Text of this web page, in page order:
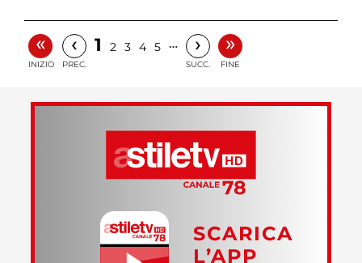
«
INIZIO
‹
PREC.
1 2 3 4 5 … ›
SUCC.
»
FINE
SCARICA
L’APP